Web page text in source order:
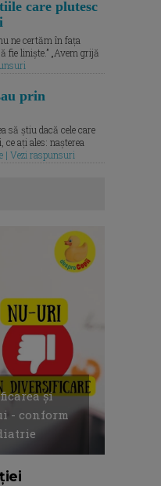
care plutesc
ne certăm în fața
fie liniște.” „Avem grijă
prin
să știu dacă cele care
ce ați ales: nașterea
| Vezi raspunsuri
și
- conform